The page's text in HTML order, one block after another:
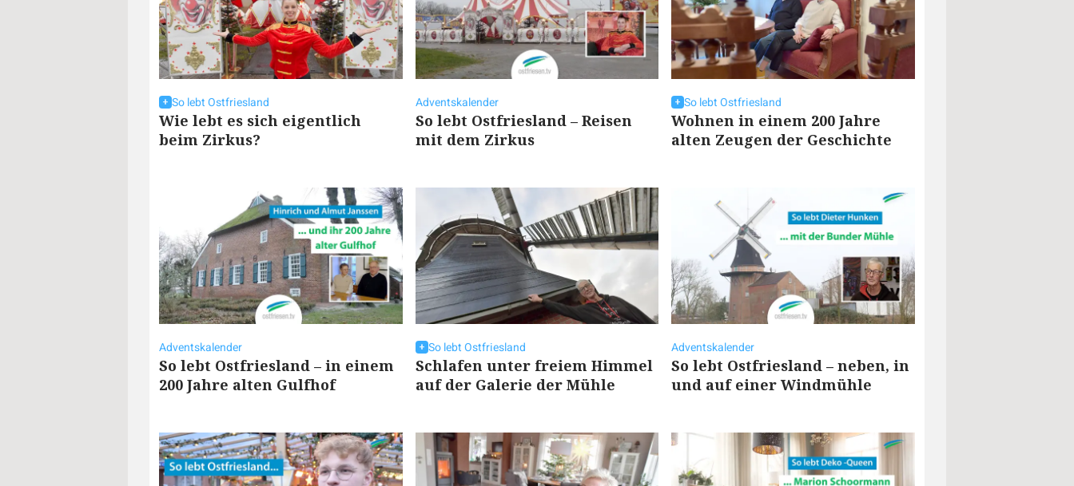
So lebt Ostfriesland
Wie lebt es sich eigentlich
beim Zirkus?
Adventskalender
So lebt Ostfriesland – Reisen
mit dem Zirkus
So lebt Ostfriesland
Wohnen in einem 200 Jahre
alten Zeugen der Geschichte
Adventskalender
So lebt Ostfriesland – in einem
200 Jahre alten Gulfhof
So lebt Ostfriesland
Schlafen unter freiem Himmel
auf der Galerie der Mühle
Adventskalender
So lebt Ostfriesland – neben, in
und auf einer Windmühle